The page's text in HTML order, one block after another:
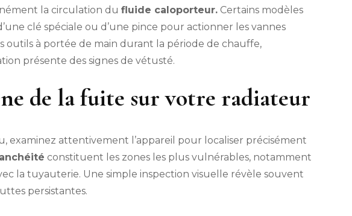
la circulation du fluide caloporteur. Certains modèles
clé spéciale ou d’une pince pour actionner les vannes
outils à portée de main durant la période de chauffe,
présente des signes de vétusté.
de la fuite sur votre radiateur
examinez attentivement l’appareil pour localiser précisément
constituent les zones les plus vulnérables, notamment
la tuyauterie. Une simple inspection visuelle révèle souvent
persistantes.